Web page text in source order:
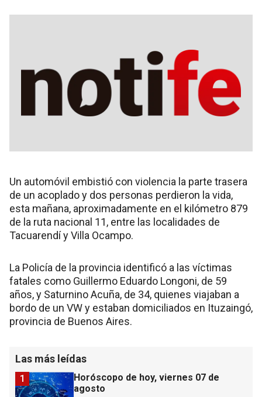
Un automóvil embistió con violencia la parte trasera
de un acoplado y dos personas perdieron la vida,
esta mañana, aproximadamente en el kilómetro 879
de la ruta nacional 11, entre las localidades de
Tacuarendí y Villa Ocampo.
La Policía de la provincia identificó a las víctimas
fatales como Guillermo Eduardo Longoni, de 59
años, y Saturnino Acuña, de 34, quienes viajaban a
bordo de un VW y estaban domiciliados en Ituzaingó,
provincia de Buenos Aires.
Las más leídas
Horóscopo de hoy, viernes 07 de
agosto
1